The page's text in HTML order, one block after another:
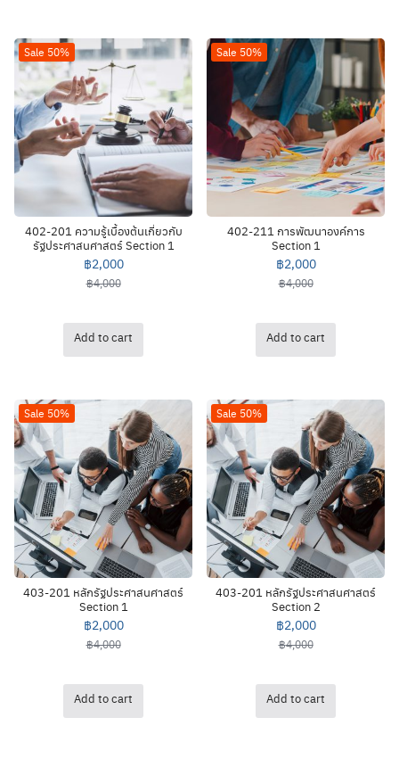
Sale 50%
402-201 ความรู้เบื้องต้นเกี่ยวกับ
รัฐประศาสนศาสตร์ Section 1
฿4,000
฿2,000
Add to cart
Sale 50%
402-211 การพัฒนาองค์การ
Section 1
฿4,000
฿2,000
Add to cart
Sale 50%
403-201 หลักรัฐประศาสนศาสตร์
Section 1
฿4,000
฿2,000
Add to cart
Sale 50%
403-201 หลักรัฐประศาสนศาสตร์
Section 2
฿4,000
฿2,000
Add to cart